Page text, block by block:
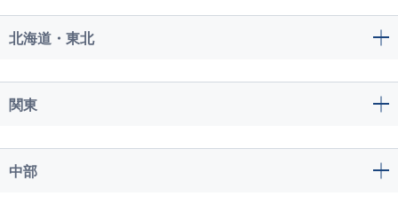
北海道・東北
関東
中部